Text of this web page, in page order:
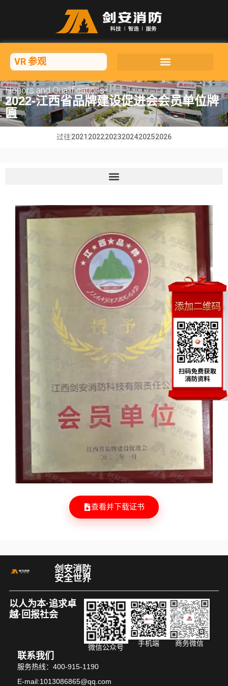
VR 参观
Honors and Qualifications
2022-江西省品牌建设促进会会员单位牌
匾
过往2021 20222023202420252026
查看并下载证书
剑安消防
安全世界
以人为本·追求卓
越·回报社会
微信公众号 手机端 商务微信
联系我们
服务热线：400-915-1190
E-mail:1013086865@qq.com